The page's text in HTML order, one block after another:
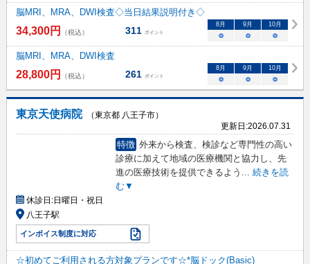
脳MRI、MRA、DWI検査◇当日結果説明付き◇
34,300円 （税込） 311 ポイント
8月 9月 10月
○ ○ ○
脳MRI、MRA、DWI検査
28,800円 （税込） 261 ポイント
8月 9月 10月
○ ○ ○
東京天使病院
（東京都 八王子市）
更新日:2026.07.31
特徴 外来から検査、検診など専門性の高い
診療に加えて地域の医療機関と協力し、先
進の医療技術を提供できるよう
続きを読
む▼
休診日:日曜日・祝日
八王子駅
インボイス制度に対応
☆初めてご利用される方対象プランです☆*脳ドック(Basic)